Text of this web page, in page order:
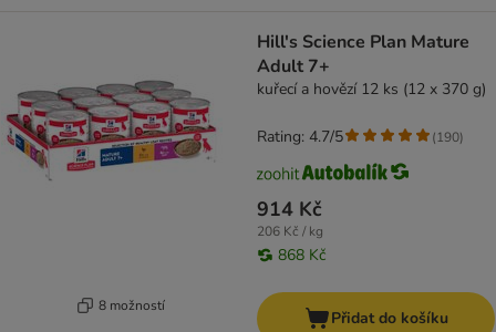
8 možností
Hill's Science Plan Mature
Adult 7+
kuřecí a hovězí 12 ks (12 x 370 g)
914 Kč
206 Kč / kg
868 Kč
Rating: 4.7/5 (190)
Přidat do košíku